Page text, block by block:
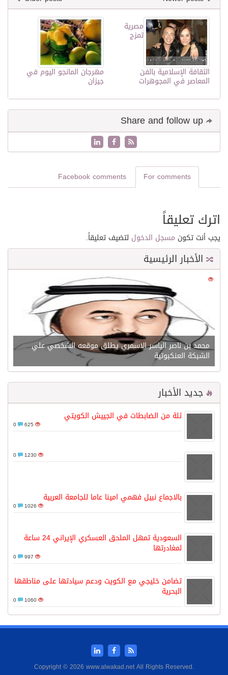
مهرجان المانجو اليوم في
جيزان
مصرية
تمزج
الثقافة الإسلامية بالفن
المعاصر في المجوهرات
For comments
Facebook comments
اترك تعليقاً
يجب أنت تكون مسجل الدخول لتضيف تعليقاً.
الأخبار الرئيسية
21607
محمد بن ناصر الياسر الاسمري يطلق موقعه الشخصي علي
الشبكة العنكبوتية
جديد الأخبار
ثلة من الضابطات في الجييش الكويتي
625
1230
بالاجماع نبيل فهمي امينا عاما للجامعة العربية
1026
السعودية تمهل الملحق العسكري الإيراني 24 ساعة
لمغادرتها
997
تضامن خليجي مع الكويت ودعم سيادتها على مناطقها
البحرية
1060
Copyright © 2026 www.alwakad.net All Rights Reserved.